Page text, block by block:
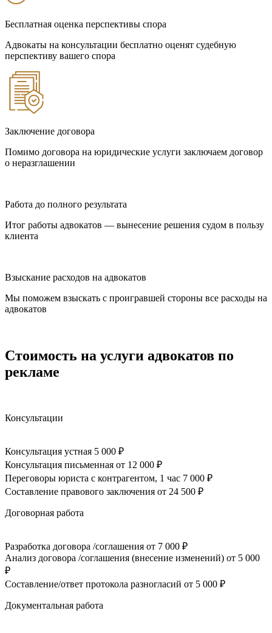
Бесплатная оценка перспективы спора
Адвокаты на консультации бесплатно оценят судебную
перспективу вашего спора
Заключение договора
Помимо договора на юридические услуги заключаем договор
о неразглашении
Работа до полного результата
Итог работы адвокатов — вынесение решения судом в пользу
клиента
Взыскание расходов на адвокатов
Мы поможем взыскать с проигравшей стороны все расходы на
адвокатов
Стоимость на услуги адвокатов по
рекламе
Консультации
Консультация устная 5 000 ₽
Консультация письменная от 12 000 ₽
Переговоры юриста с контрагентом, 1 час 7 000 ₽
Составление правового заключения от 24 500 ₽
Договорная работа
Разработка договора /соглашения от 7 000 ₽
Анализ договора /соглашения (внесение изменений) от 5 000
₽
Составление/ответ протокола разногласий от 5 000 ₽
Документальная работа